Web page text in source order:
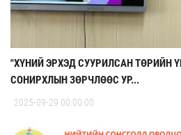
"ХҮНИЙ ЭРХЭД СУУРИЛСАН ТӨРИЙН
СОНИРХЛЫН ЗӨРЧЛӨӨС УР...
2025-09-29 00:00:00